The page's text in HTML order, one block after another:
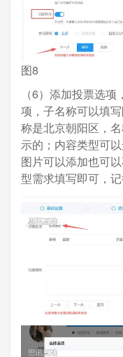
图8
（6）添加投票选
项，子名称可以填
称是北京朝阳区，
示的；内容类型可
图片可以添加也可
型需求填写即可，